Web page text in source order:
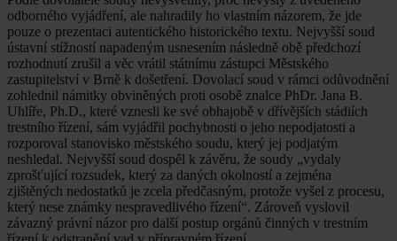
odborného vyjádření, ale nahradily ho vlastním názorem, že jde
pouze o prezentaci autentického historického textu. Nejvyšší soud
ústavní stížností napadeným usnesením následně obě předchozí
rozhodnutí zrušil a věc vrátil státnímu zástupci Městského
zastupitelství v Brně k došetření. Dovolací soud v rámci odůvodnění
zohlednil námitky obviněných proti osobě znalce PhDr. Jana B.
Uhlíře, Ph.D., které vznesli ke své obhajobě v dřívějších stádiích
trestního řízení, sám vyjádřil pochybnosti o jeho nepodjatosti a
rozporoval stanovisko městského soudu, který jej podjatým
neshledal. Nejvyšší soud dospěl k závěru, že soudy „vydaly
zprošťující rozsudek, který za daných okolností a zejména
zjištěných nedostatků je zcela předčasným, protože vyšel z procesu,
který nese známky nespravedlivého řízení“. Zároveň vyslovil
závazný právní názor pro další postup orgánů činných v trestním